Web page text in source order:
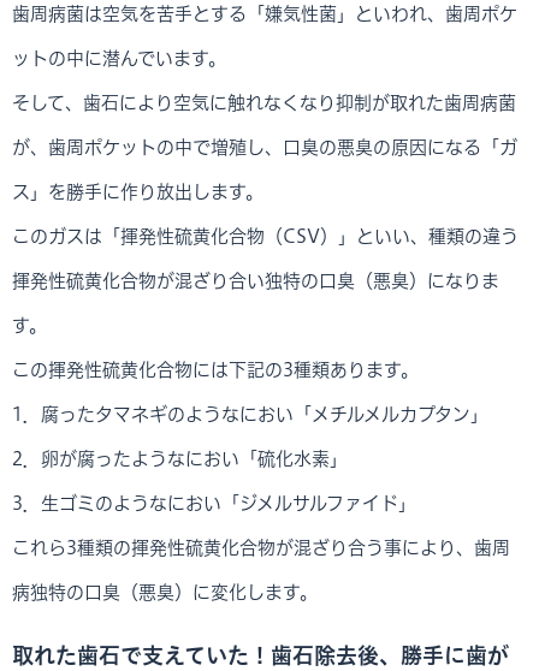
歯周病菌は空気を苦手とする「嫌気性菌」といわれ、歯周ポケ
ットの中に潜んでいます。
そして、歯石により空気に触れなくなり抑制が取れた歯周病菌
が、歯周ポケットの中で増殖し、口臭の悪臭の原因になる「ガ
ス」を勝手に作り放出します。
このガスは「揮発性硫黄化合物（CSV）」といい、種類の違う
揮発性硫黄化合物が混ざり合い独特の口臭（悪臭）になりま
す。
この揮発性硫黄化合物には下記の3種類あります。
1．腐ったタマネギのようなにおい「メチルメルカプタン」
2．卵が腐ったようなにおい「硫化水素」
3．生ゴミのようなにおい「ジメルサルファイド」
これら3種類の揮発性硫黄化合物が混ざり合う事により、歯周
病独特の口臭（悪臭）に変化します。
取れた歯石で支えていた！歯石除去後、勝手に歯が